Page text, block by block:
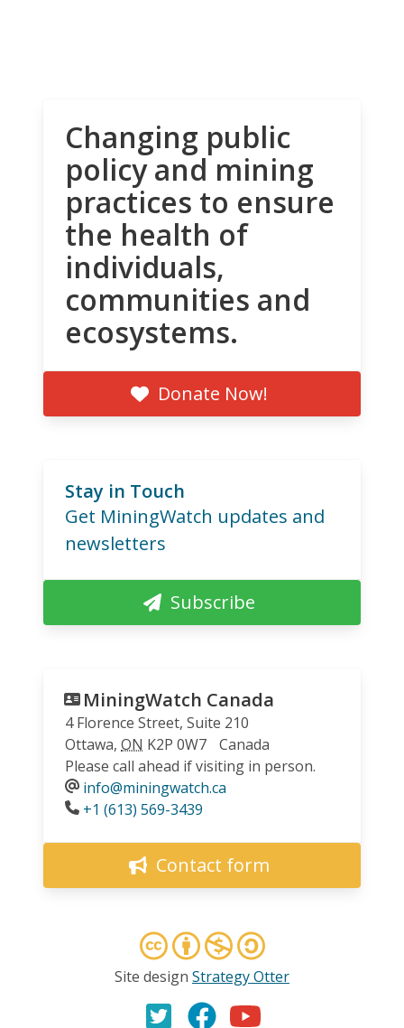
Changing public
policy and mining
practices to ensure
the health of
individuals,
communities and
ecosystems.
Donate Now!
Stay in Touch
Get MiningWatch updates and
newsletters
Subscribe
MiningWatch Canada
4 Florence Street, Suite 210
Ottawa, ON K2P 0W7
Canada
Please call ahead if visiting in person.
info@miningwatch.ca
Phone
+1 (613) 569-3439
Contact form
Site design Strategy Otter